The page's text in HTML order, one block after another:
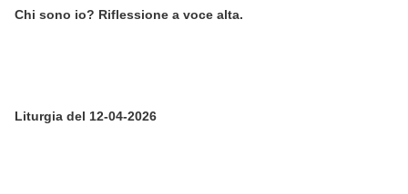
Chi sono io? Riflessione a voce alta.
Liturgia del 12-04-2026